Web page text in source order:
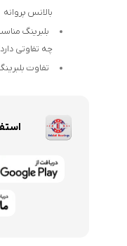
بالانس پروانه
چه تفاوتی
تفاوت